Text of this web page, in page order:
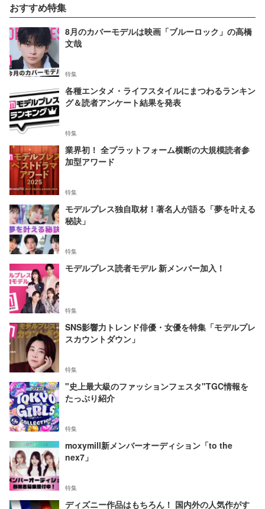
おすすめ特集
8月のカバーモデルは映画「ブルーロック」の高橋
文哉
特集
各種エンタメ・ライフスタイルにまつわるランキン
グ＆読者アンケート結果を発表
特集
業界初！ 全プラットフォーム横断の大規模読者参
加型アワード
特集
モデルプレス独自取材！著名人が語る「夢を叶える
秘訣」
特集
モデルプレス読者モデル 新メンバー加入！
特集
SNS影響力トレンド俳優・女優を特集「モデルプレ
スカウントダウン」
特集
"史上最大級のファッションフェスタ"TGC情報を
たっぷり紹介
特集
moxymill新メンバーオーディション「to the
nex7」
特集
ディズニー作品はもちろん！ 国内外の人気作がす